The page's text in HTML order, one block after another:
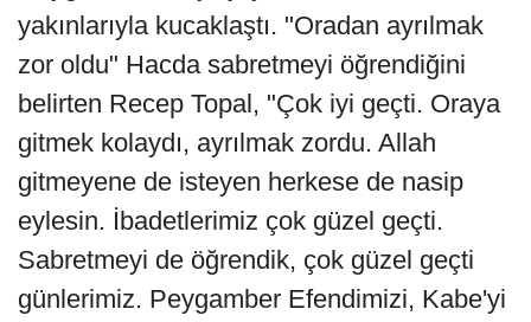
yakınlarıyla kucaklaştı. "Oradan ayrılmak
zor oldu" Hacda sabretmeyi öğrendiğini
belirten Recep Topal, "Çok iyi geçti. Oraya
gitmek kolaydı, ayrılmak zordu. Allah
gitmeyene de isteyen herkese de nasip
eylesin. İbadetlerimiz çok güzel geçti.
Sabretmeyi de öğrendik, çok güzel geçti
günlerimiz. Peygamber Efendimizi, Kabe'yi